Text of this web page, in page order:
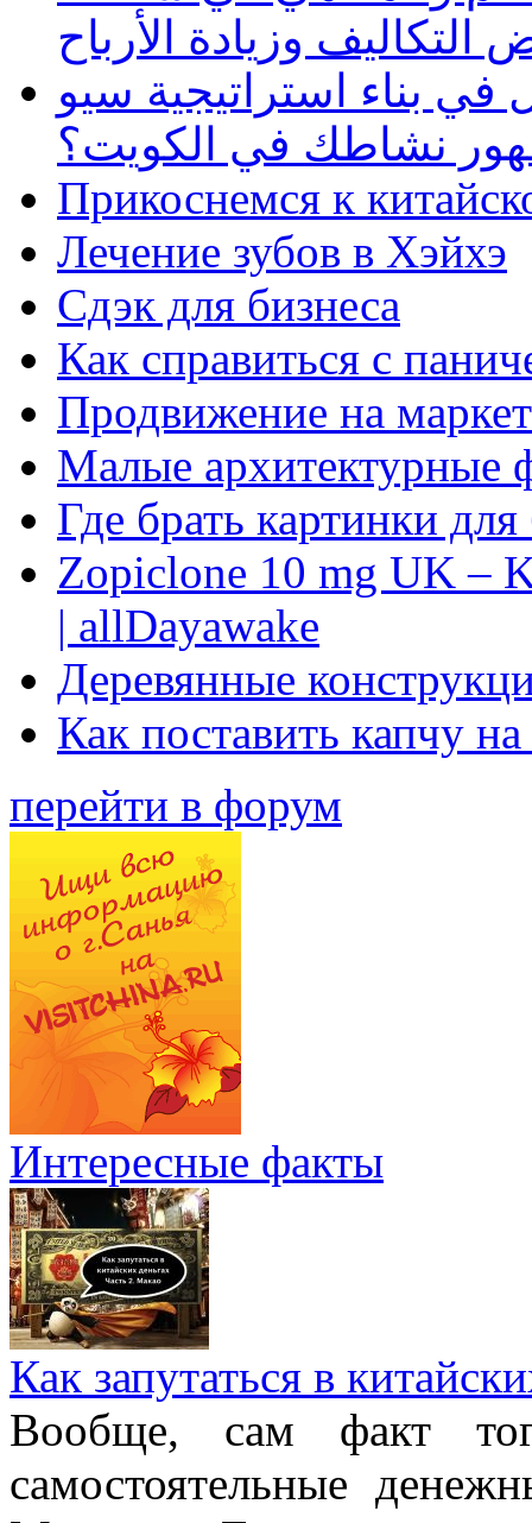
وزيادة الأرباح
بناء استراتيجية سيو
نشاطك في الكويت؟
Прикоснемся к
Лечение зубов в Хэйхэ
Сдэк для бизнеса
Как справиться с
Продвижение на
Малые архитектурные
Где брать картинки
Zopiclone 10 mg UK –
| allDayawake
Деревянные
Как поставить капчу
перейти в форум
Интересные факты
Как запутаться в
Вообще, сам факт
самостоятельные